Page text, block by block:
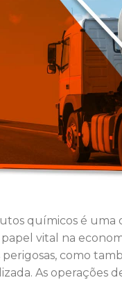
químicos é uma
vital na
como
As